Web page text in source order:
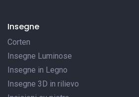
Insegne
Corten
Insegne Luminose
Insegne in Legno
Insegne 3D in rilievo